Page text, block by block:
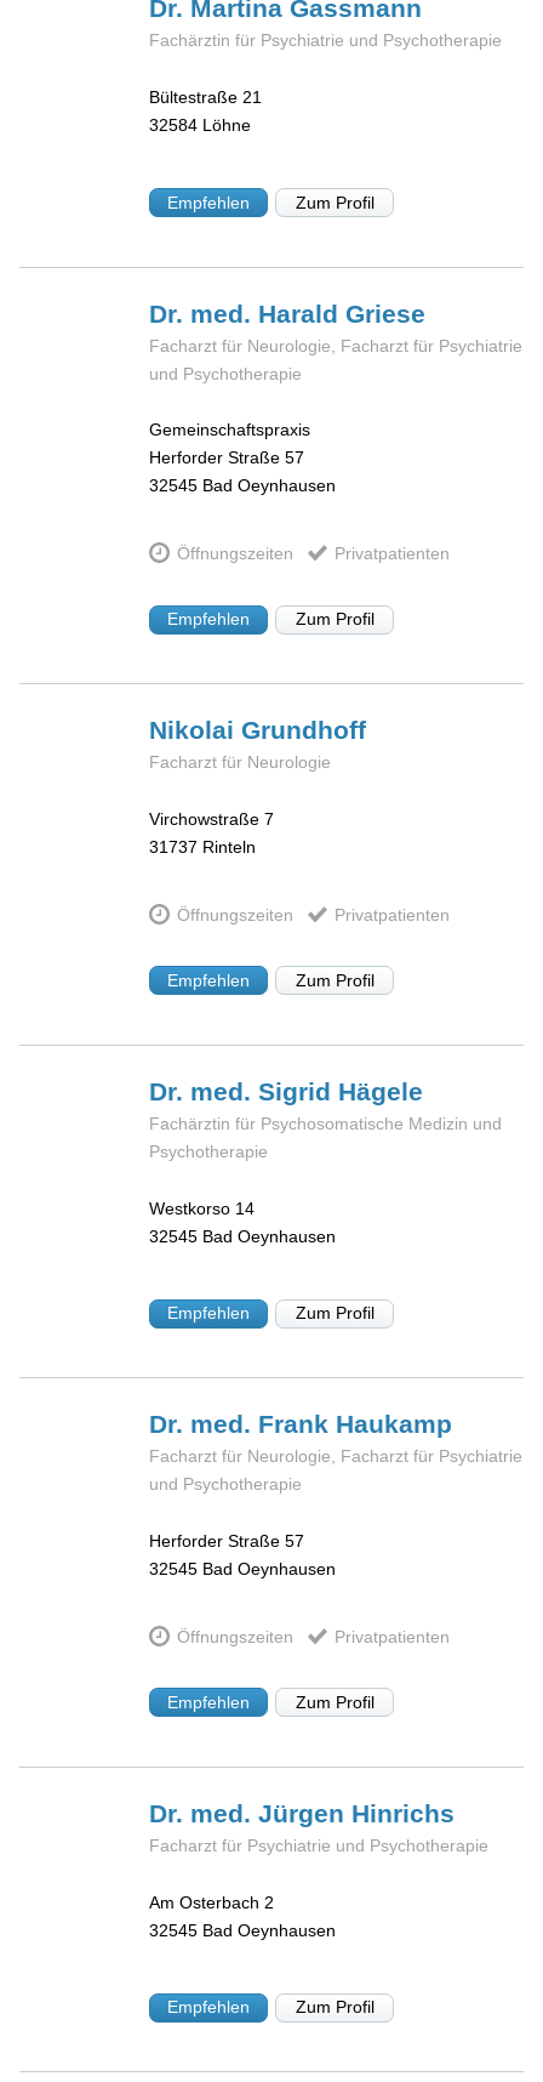
Dr. MartinaGassmann
Fachärztin für Psychiatrie und Psychotherapie
Bültestraße 21
32584 Löhne
Empfehlen Zum Profil
Dr. med. HaraldGriese
Facharzt für Neurologie, Facharzt für Psychiatrie
und Psychotherapie
Gemeinschaftspraxis
Herforder Straße 57
32545 Bad Oeynhausen
Öffnungszeiten Privatpatienten
Empfehlen Zum Profil
NikolaiGrundhoff
Facharzt für Neurologie
Virchowstraße 7
31737 Rinteln
Öffnungszeiten Privatpatienten
Empfehlen Zum Profil
Dr. med. Sigrid Hägele
Fachärztin für Psychosomatische Medizin und
Psychotherapie
Westkorso 14
32545 Bad Oeynhausen
Empfehlen Zum Profil
Dr. med. Frank Haukamp
Facharzt für Neurologie, Facharzt für Psychiatrie
und Psychotherapie
Herforder Straße 57
32545 Bad Oeynhausen
Öffnungszeiten Privatpatienten
Empfehlen Zum Profil
Dr. med. Jürgen Hinrichs
Facharzt für Psychiatrie und Psychotherapie
Am Osterbach 2
32545 Bad Oeynhausen
Empfehlen Zum Profil